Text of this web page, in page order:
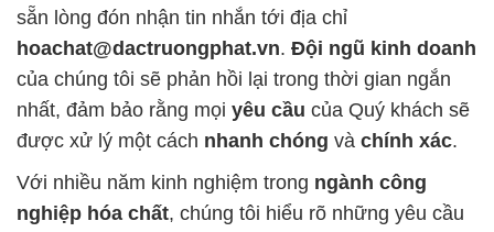
sẵn lòng đón nhận tin nhắn tới địa chỉ
hoachat@dactruongphat.vn. Đội ngũ kinh doanh
của chúng tôi sẽ phản hồi lại trong thời gian ngắn
nhất, đảm bảo rằng mọi yêu cầu của Quý khách sẽ
được xử lý một cách nhanh chóng và chính xác.
Với nhiều năm kinh nghiệm trong ngành công
nghiệp hóa chất, chúng tôi hiểu rõ những yêu cầu